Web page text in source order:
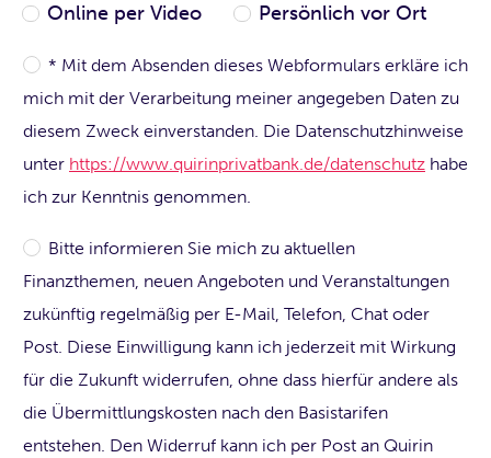
Online per Video
Persönlich vor Ort
* Mit dem Absenden dieses Webformulars erkläre ich
mich mit der Verarbeitung meiner angegeben Daten zu
diesem Zweck einverstanden. Die Datenschutzhinweise
unter https://www.quirinprivatbank.de/datenschutz habe
ich zur Kenntnis genommen.
Bitte informieren Sie mich zu aktuellen
Finanzthemen, neuen Angeboten und Veranstaltungen
zukünftig regelmäßig per E-Mail, Telefon, Chat oder
Post. Diese Einwilligung kann ich jederzeit mit Wirkung
für die Zukunft widerrufen, ohne dass hierfür andere als
die Übermittlungskosten nach den Basistarifen
entstehen. Den Widerruf kann ich per Post an Quirin